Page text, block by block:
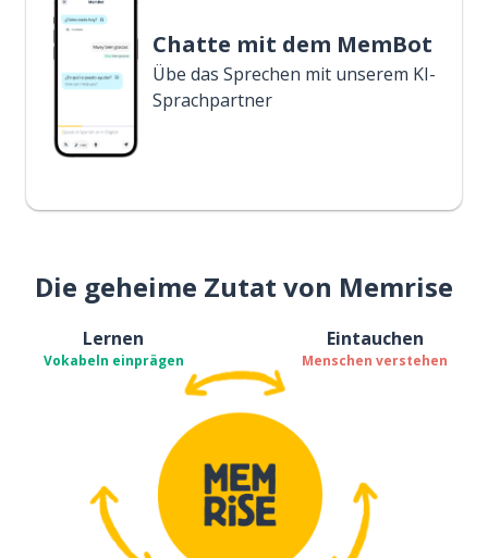
Chatte mit dem MemBot
Übe das Sprechen mit unserem KI-
Sprachpartner
Die geheime Zutat von Memrise
Lernen
Vokabeln einprägen
Eintauchen
Menschen verstehen